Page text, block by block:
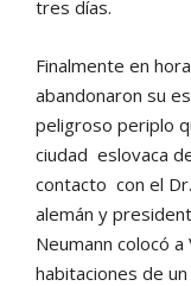
tres días.
Finalmente en
abandonaron su
peligroso periplo
ciudad eslovaca
contacto con el
alemán y
Neumann colocó
habitaciones de